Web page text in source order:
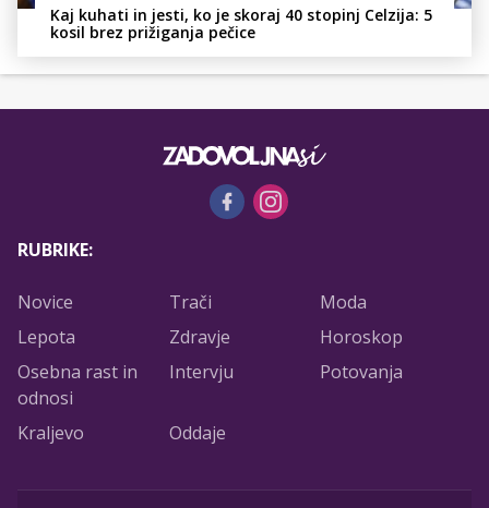
Kaj kuhati in jesti, ko je skoraj 40 stopinj Celzija: 5
kosil brez prižiganja pečice
RUBRIKE:
Novice Trači
Moda
Lepota
Zdravje
Horoskop
Osebna rast in
odnosi
Intervju Potovanja
Kraljevo Oddaje